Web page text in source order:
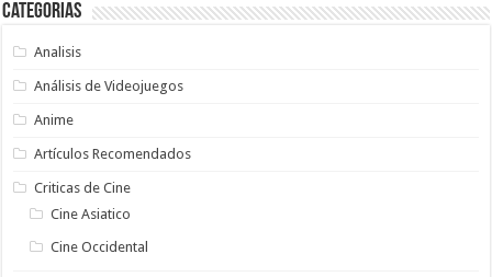
Categorias
Analisis
Análisis de Videojuegos
Anime
Artículos Recomendados
Criticas de Cine
Cine Asiatico
Cine Occidental